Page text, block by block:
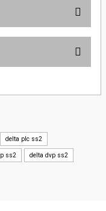
kullanarak tarafımıza
delta plc ss2
ss2 delta dvp ss2